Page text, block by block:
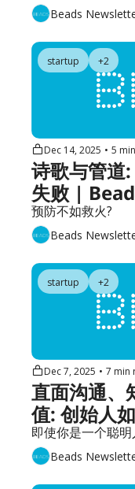
Beads
startup +2
Dec 14, 2025 • 5
诗歌与管道
失败 |
预防不如救火?
Beads
startup +2
Dec 7, 2025 • 7 min
直面沟通、
值: 创始人
CEO |
即使你是一个聪
Beads